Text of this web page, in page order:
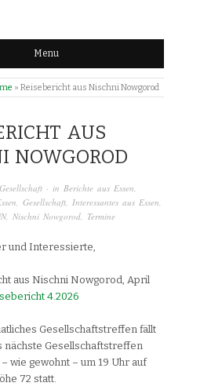
Menu
» Reisebericht aus Nischni Nowgorod
AUS
NOWGOROD
Gesellschaft · in Berichte aus Essen,
, Gesellschaft, Interessantes aus Essen,
, Nischni Nowgorod, Termine
und Interessierte,
aus Nischni Nowgorod, April
4.2026
Gesellschaftstreffen fällt
nächste Gesellschaftstreffen
wie gewohnt – um 19 Uhr auf
72 statt.